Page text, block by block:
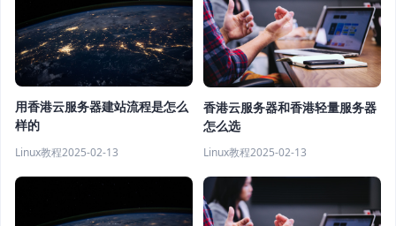
用香港云服务器建站流程是怎么
样的
Linux教程2025-02-13
香港云服务器和香港轻量服务器
怎么选
Linux教程2025-02-13